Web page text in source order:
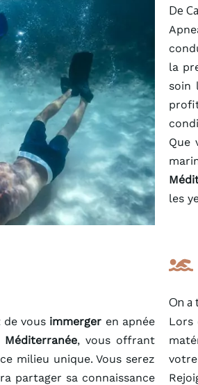
De
la
soin
Que
les
de vous immerger en apnée
Méditerranée, vous offrant
milieu unique. Vous serez
partager sa connaissance
On a
Lors